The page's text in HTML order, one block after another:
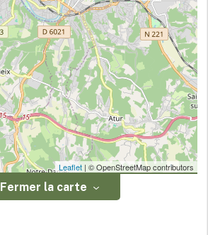
Leaflet | © OpenStreetMap contributors
Fermer la carte